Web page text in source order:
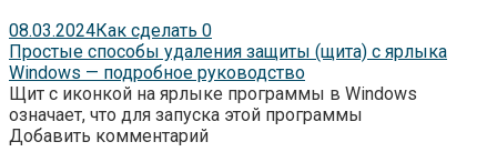
08.03.2024Как сделать 0
Простые способы удаления защиты (щита) с ярлыка
Windows — подробное руководство
Щит с иконкой на ярлыке программы в Windows
означает, что для запуска этой программы
Добавить комментарий